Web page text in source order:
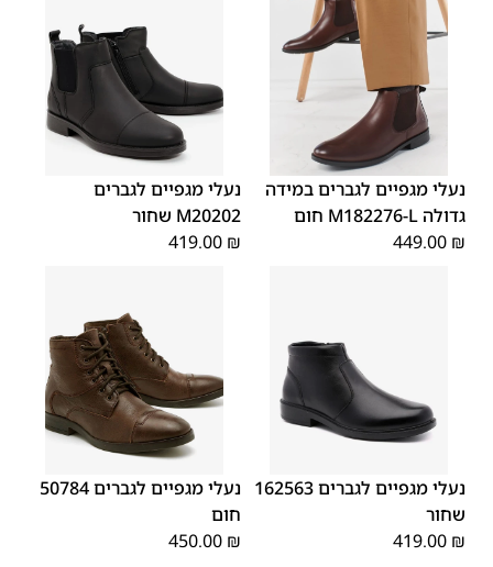
47
48
נעלי מגפיים לגברים במידה
גדולה M182276-L חום
449.00 ₪
40
41
42
43
44
נעלי מגפיים לגברים
M20202 שחור
419.00 ₪
נעלי מגפיים לגברים 162563
שחור
419.00 ₪
41
42
43
44
45
נעלי מגפיים לגברים 50784
חום
450.00 ₪